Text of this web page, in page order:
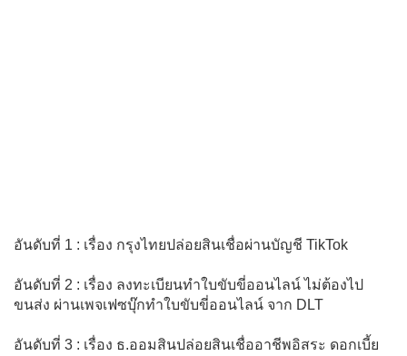
อันดับที่ 1 : เรื่อง กรุงไทยปล่อยสินเชื่อผ่านบัญชี TikTok
อันดับที่ 2 : เรื่อง ลงทะเบียนทำใบขับขี่ออนไลน์ ไม่ต้องไป
ขนส่ง ผ่านเพจเฟซบุ๊กทำใบขับขี่ออนไลน์ จาก DLT
อันดับที่ 3 : เรื่อง ธ.ออมสินปล่อยสินเชื่ออาชีพอิสระ ดอกเบี้ย